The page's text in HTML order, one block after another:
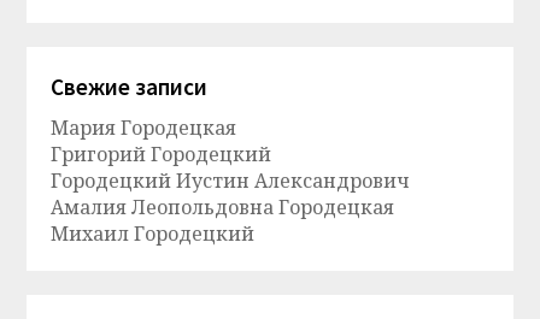
Свежие записи
Мария Городецкая
Григорий Городецкий
Городецкий Иустин Александрович
Амалия Леопольдовна Городецкая
Михаил Городецкий